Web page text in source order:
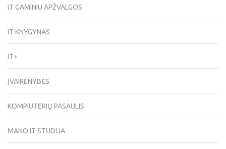
IT GAMINIU APŽVALGOS
IT KNYGYNAS
IT+
ĮVAIRENYBĖS
KOMPIUTERIŲ PASAULIS
MANO IT STUDIJA